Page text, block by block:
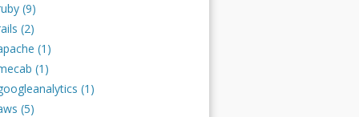
(9)
(2)
(1)
(1)
(1)
(5)